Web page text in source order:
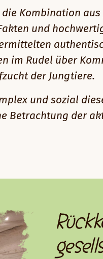
Kombination
und
im Rudel über
der Jungtiere.
und sozial
Betrachtung der